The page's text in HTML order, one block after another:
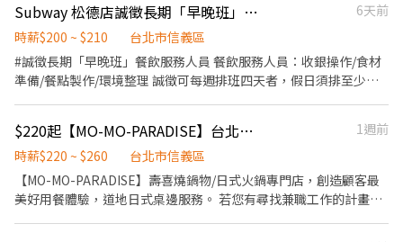
觸店鋪的經營管理，例如：成本控管及數據分析等專業知識 ▪升遷
快速且制度完善，依努力及成果將有升遷加薪的機會 ▪享有完善的
畫拓展全台灣，讓更多人有機會品嚐美味平價壽司，致力成為頂尖
品牌 ⭕基本保障 ①加班費(以5分鐘為單位計算) ②勞保、健保、意
外險 ③每月提撥勞工退休新制6% ④特休／年假按照勞基法規定 ⑤
颱風天出勤津貼補助 ⑥員工店內用餐折扣 ⑦提供員工制服 ⑧任職一
福利制度完善，提供加班費 【介紹制度】 歡迎揪團~ 親朋好友一同
任職 🎉介紹獎金拿不完🎉 依介紹職位及任職期間不同 💰💰💰發放
3,000~5,000元介紹獎金💰💰💰
育訓練，無經驗者也可以加入！！！ ✅️歡迎開學打工、假日兼職、
二度就業、外籍學生、實習簽約。 ✅️彈性排班：08:30~23:30(請於
面試時與主管確認班表) ✅️不管是平日早班、週末假日班、放學後打
烊班皆有職缺，歡迎直接投遞履歷！ ⭕工作內容 ▪外場 帶客入座
→介紹、服務→飲料提供→餐具清洗→桌邊結帳→收銀結帳......等。
環境整理維護......等。 ✨️在職教育訓練完善，無經驗者也OK✨️ ⭕獎
金福利 ▪生日禮券！ ▪員工用餐優惠！ ▪不定期活動競賽獎金！
▪一年4次考核及調薪！！！ ▪加班費按每分鐘計算 ▪介紹親朋好
友入職，期滿可獲得3,000～10,000元獎金！ ⭕企業魅力 ▪「以人
為本」注重團隊合作及交流，採納同仁的意見，提升參與感 ▪除學
習到日本商業禮儀、衛生知識及專業的烹飪技巧，還可接觸店鋪的
Subway 松德店誠徵長期「早晚班」工作人員
6天前
時薪$200 ~ $210
台北市信義區
#誠徵長期「早晚班」餐飲服務人員 餐飲服務人員：收銀操作/食材
準備/餐點製作/環境整理 誠徵可每週排班四天者，假日須排至少一
徵短期或寒暑期者請勿打擾，誠徵能配合長期工作者，且能配合排
班者，謝謝 免經驗，均有訓練，容易上手 任職時需提供合格體檢報
告，之後由公司免費提供體檢
$220起【MO-MO-PARADISE】台北統一時代牧場-外場兼職C19
1週前
時薪$220 ~ $260
台北市信義區
【MO-MO-PARADISE】壽喜燒鍋物/日式火鍋專門店，創造顧客最
美好用餐體驗，道地日式桌邊服務。 若您有尋找兼職工作的計畫，